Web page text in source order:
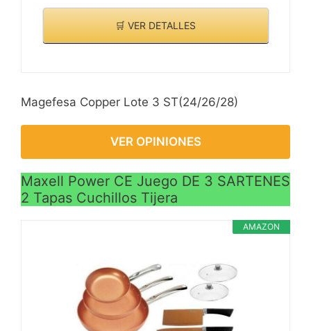
🛒 VER DETALLES
Magefesa Copper Lote 3 ST(24/26/28)
VER OPINIONES
Maxell Power CE Juego DE 3 SARTENES
2 Tapas Cuchillos Tijera
AMAZON